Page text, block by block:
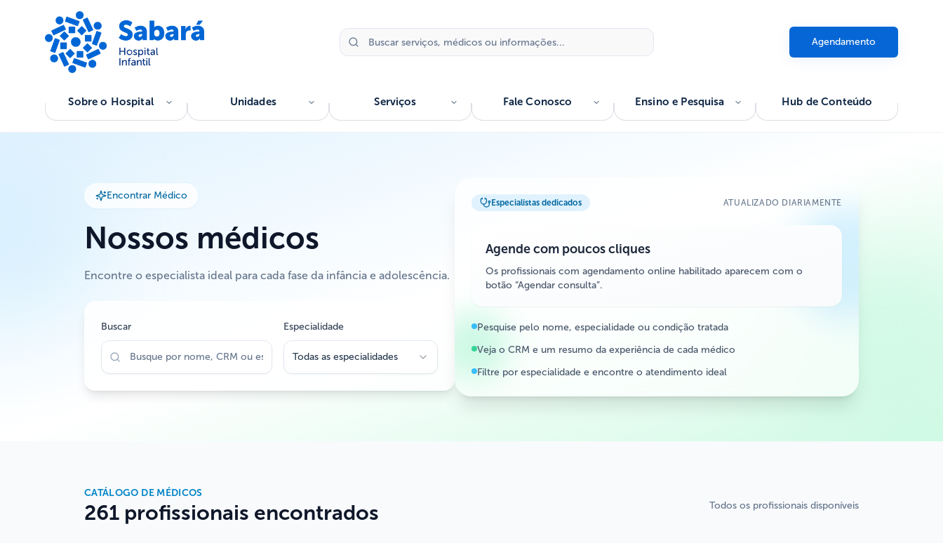
Agendamento
Sobre o Hospital Unidades Serviços Fale Conosco Ensino e Pesquisa Hub de Conteúdo
Encontrar Médico
Nossos médicos
Encontre o especialista ideal para cada fase da infância e adolescência.
Buscar Especialidade
Todas as especialidades
Especialistas dedicados ATUALIZADO DIARIAMENTE
Agende com poucos cliques
Os profissionais com agendamento online habilitado aparecem com o
botão “Agendar consulta”.
Pesquise pelo nome, especialidade ou condição tratada
Veja o CRM e um resumo da experiência de cada médico
Filtre por especialidade e encontre o atendimento ideal
CATÁLOGO DE MÉDICOS
261 profissionais encontrados Todos os profissionais disponíveis